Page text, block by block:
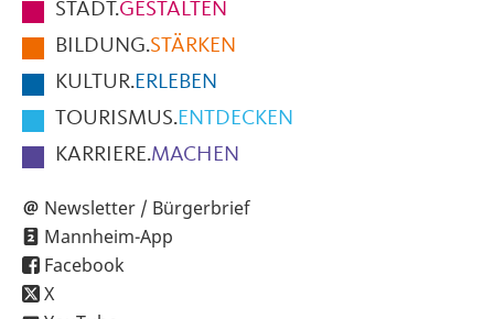
der
Seite
STADT.GESTALTEN
BILDUNG.STÄRKEN
KULTUR.ERLEBEN
TOURISMUS.ENTDECKEN
KARRIERE.MACHEN
Newsletter / Bürgerbrief
Mannheim-App
Facebook
X